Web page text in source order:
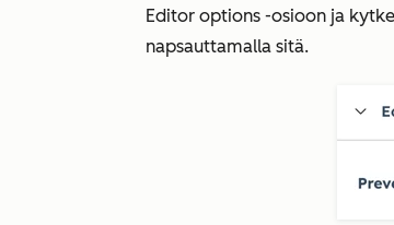
Editor options -osioon ja kytke
napsauttamalla sitä.